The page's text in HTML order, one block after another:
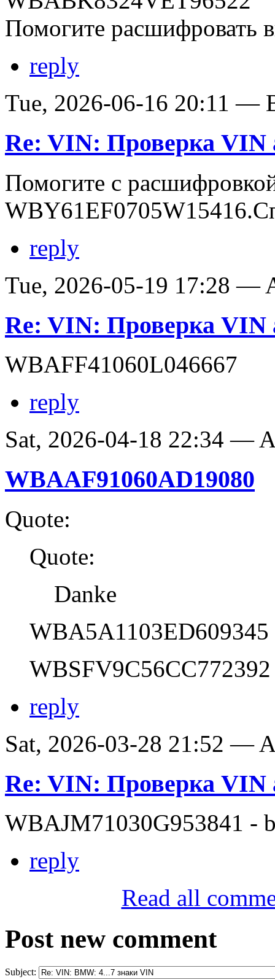
Помогите расшифровать
reply
Tue, 2026-06-16 20:11 —
Re: VIN: Проверка VIN
Помогите с
reply
Tue, 2026-05-19 17:28 —
Re: VIN: Проверка VIN
WBAFF41060L046667
reply
Sat, 2026-04-18 22:34 —
WBAAF91060AD19080
Quote:
Quote:
Danke
WBA5A1103ED609345
WBSFV9C56CC772392
reply
Sat, 2026-03-28 21:52 —
Re: VIN: Проверка VIN
WBAJM71030G953841 -
reply
Read all
Post new comment
Subject: